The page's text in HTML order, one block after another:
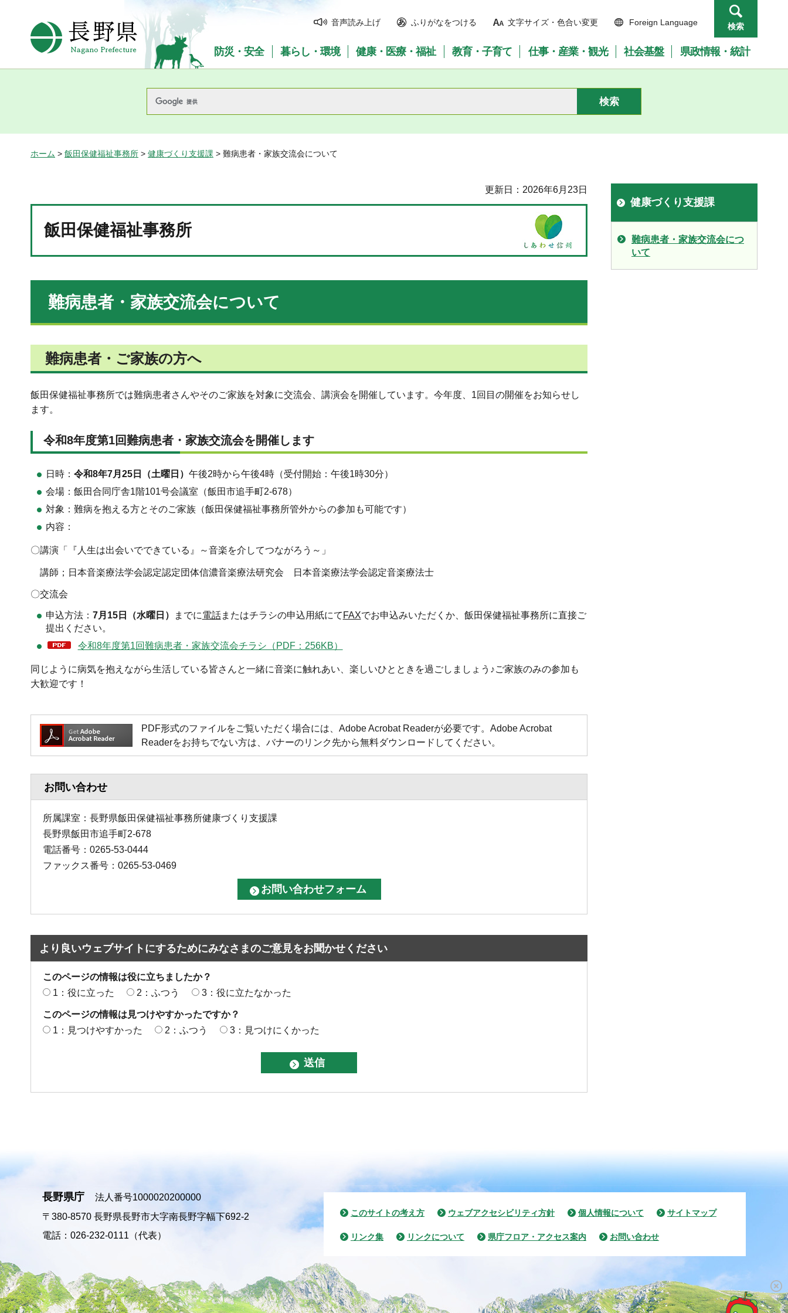
長野県Nagano Prefecture
音声読み上げ ふりがなをつける 文字サイズ・色合い変更 Foreign Language 検索
防災・安全 暮らし・環境 健康・医療・福祉 教育・子育て 仕事・産業・観光 社会基盤 県政情報・統計
ホーム > 飯田保健福祉事務所 > 健康づくり支援課 > 難病患者・家族交流会について
更新日：2026年6月23日
飯田保健福祉事務所
難病患者・家族交流会について
難病患者・ご家族の方へ
飯田保健福祉事務所では難病患者さんやそのご家族を対象に交流会、講演会を開催しています。今年度、1回目の開催をお知らせし
ます。
令和8年度第1回難病患者・家族交流会を開催します
日時： 令和8年7月25日（土曜日） 午後2時から午後4時（受付開始：午後1時30分）
会場：飯田合同庁舎1階101号会議室（飯田市追手町2-678）
対象：難病を抱える方とそのご家族（飯田保健福祉事務所管外からの参加も可能です）
内容：
〇講演「『人生は出会いでできている』～音楽を介してつながろう～」
講師；日本音楽療法学会認定認定団体信濃音楽療法研究会 日本音楽療法学会認定音楽療法士
〇交流会
申込方法： 7月15日（水曜日） までに電話またはチラシの申込用紙にて FAXでお申込みいただくか、飯田保健福祉事務所に直接ご
提出ください。
令和8年度第1回難病患者・家族交流会チラシ（PDF：256KB）
同じように病気を抱えながら生活している皆さんと一緒に音楽に触れあい、楽しいひとときを過ごしましょう♪ご家族のみの参加も
大歓迎です！
PDF形式のファイルをご覧いただく場合には、Adobe Acrobat Readerが必要です。Adobe Acrobat
Readerをお持ちでない方は、バナーのリンク先から無料ダウンロードしてください。
お問い合わせ
所属課室：長野県飯田保健福祉事務所健康づくり支援課
長野県飯田市追手町2-678
電話番号：0265-53-0444
ファックス番号：0265-53-0469
より良いウェブサイトにするためにみなさまのご意見をお聞かせください
このページの情報は役に立ちましたか？
1：役に立った
2：ふつう 3：役に立たなかった
このページの情報は見つけやすかったですか？
1：見つけやすかった
2：ふつう 3：見つけにくかった
健康づくり支援課
難病患者・家族交流会につ
いて
長野県庁
法人番号1000020200000
〒380-8570 長野県長野市大字南長野字幅下692-2
電話：026-232-0111（代表）
このサイトの考え方 ウェブアクセシビリティ方針 個人情報について サイトマップ
リンク集 リンクについて 県庁フロア・アクセス案内 お問い合わせ